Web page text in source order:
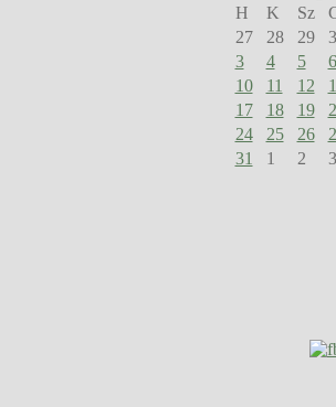
H
K Sz
27
28 29
3
4 5 6
10
11 12
17
18 19
24
25 26
31
1 2 3